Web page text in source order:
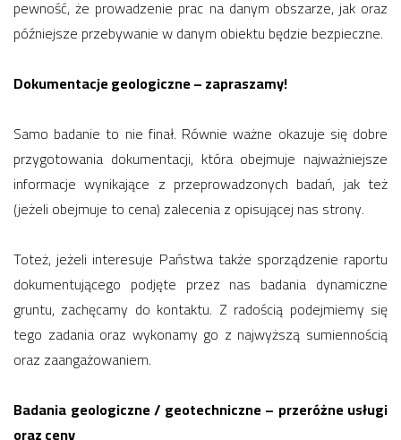
pewność, że prowadzenie prac na danym obszarze, jak oraz
późniejsze przebywanie w danym obiektu będzie bezpieczne.
Dokumentacje geologiczne – zapraszamy!
Samo badanie to nie finał. Równie ważne okazuje się dobre
przygotowania dokumentacji, która obejmuje najważniejsze
informacje wynikające z przeprowadzonych badań, jak też
(jeżeli obejmuje to cena) zalecenia z opisującej nas strony.
Toteż, jeżeli interesuje Państwa także sporządzenie raportu
dokumentującego podjęte przez nas badania dynamiczne
gruntu, zachęcamy do kontaktu. Z radością podejmiemy się
tego zadania oraz wykonamy go z najwyższą sumiennością
oraz zaangażowaniem.
Badania geologiczne / geotechniczne – przeróżne usługi
oraz ceny